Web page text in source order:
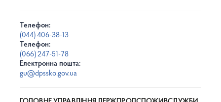
Телефон:
(044) 406-38-13
Телефон:
(066) 247-51-78
Електронна пошта:
gu@dpssko.gov.ua